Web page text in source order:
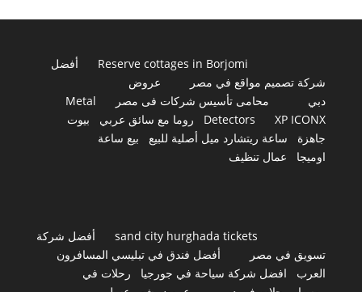
Reserve cottages in Borjomi
أفضل
شركة تصميم مواقع في مصر
عروض
دبي
محامى تأسيس شركات فى مصر
Metal
Detectors
XP ICONX روما مع سائق عربي
بيوت
جاهزة
ساعة ريتشارد ميل أصلية للبيع
بيع ساعة
اوميجا
عمال تنظيف
sand city hurghada tickets
أفضل شركة
تسويق في مصر
أفضل فندق في تبليسي المسافرون
العرب
افضل شركة سياحة في جورجيا
رحلات في